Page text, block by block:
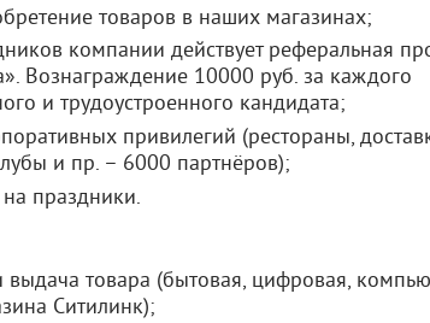
товаров в наших магазинах;
компании действует реферальная
Вознаграждение 10000 руб. за каждого
и трудоустроенного кандидата;
привилегий (рестораны,
и пр. – 6000 партнёров);
праздники.
товара (бытовая, цифровая,
Ситилинк);